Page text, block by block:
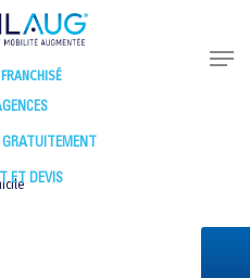
ET DEVIS